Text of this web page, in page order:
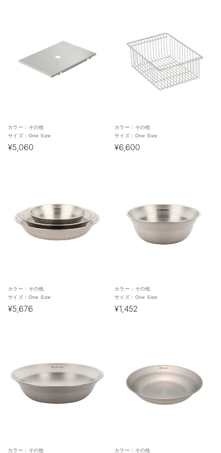
カラー： その他
サイズ： One Size
¥5,060
カラー： その他
サイズ： One Size
¥6,600
カラー： その他
サイズ： One Size
¥5,676
カラー： その他
サイズ： One Size
¥1,452
カラー： その他
カラー： その他